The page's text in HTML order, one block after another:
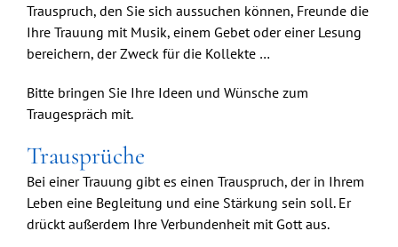
Trauspruch, den Sie sich aussuchen können, Freunde die
Ihre Trauung mit Musik, einem Gebet oder einer Lesung
bereichern, der Zweck für die Kollekte …
Bitte bringen Sie Ihre Ideen und Wünsche zum
Traugespräch mit.
Trausprüche
Bei einer Trauung gibt es einen Trauspruch, der in Ihrem
Leben eine Begleitung und eine Stärkung sein soll. Er
drückt außerdem Ihre Verbundenheit mit Gott aus.